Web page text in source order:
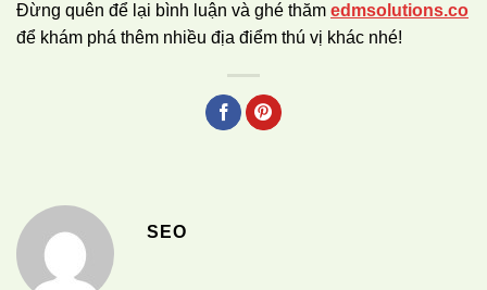
Đừng quên để lại bình luận và ghé thăm edmsolutions.co
để khám phá thêm nhiều địa điểm thú vị khác nhé!
SEO